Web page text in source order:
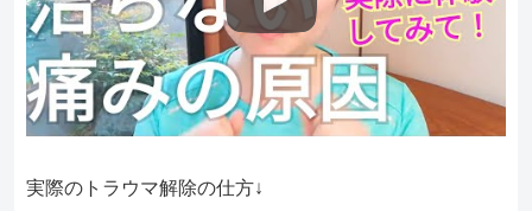
実際のトラウマ解除の仕方↓